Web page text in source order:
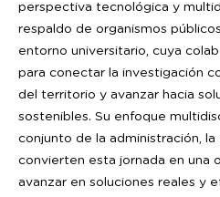
perspectiva tecnológica y
respaldo de organismos
entorno universitario, cuya
para conectar la investigación
del territorio y avanzar hacia
sostenibles. Su enfoque
conjunto de la administración,
convierten esta jornada en una
avanzar en soluciones reales y